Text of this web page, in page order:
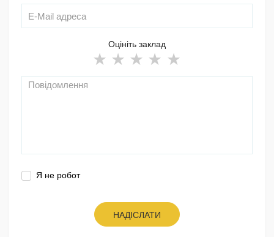
Оцініть заклад
Я не робот
НАДІСЛАТИ